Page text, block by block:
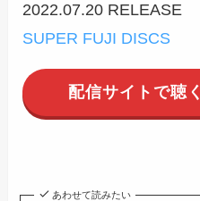
2022.07.20 RELEASE
SUPER FUJI DISCS
配信サイトで聴く
あわせて読みたい